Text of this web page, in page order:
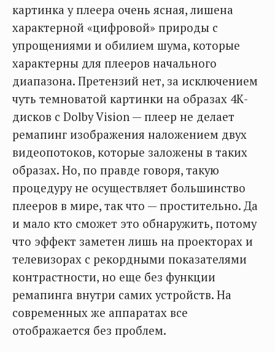
картинка у плеера очень ясная, лишена
характерной «цифровой» природы с
упрощениями и обилием шума, которые
характерны для плееров начального
диапазона. Претензий нет, за исключением
чуть темноватой картинки на образах 4К-
дисков с Dolby Vision — плеер не делает
ремапинг изображения наложением двух
видеопотоков, которые заложены в таких
образах. Но, по правде говоря, такую
процедуру не осуществляет большинство
плееров в мире, так что — простительно. Да
и мало кто сможет это обнаружить, потому
что эффект заметен лишь на проекторах и
телевизорах с рекордными показателями
контрастности, но еще без функции
ремапинга внутри самих устройств. На
современных же аппаратах все
отображается без проблем.